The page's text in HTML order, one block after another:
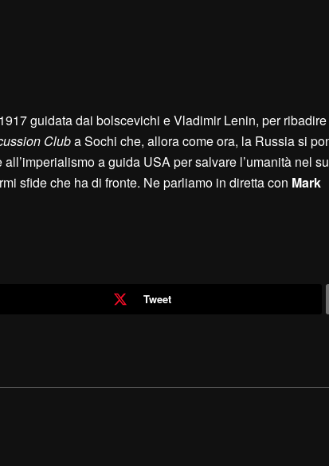
guidata dai bolscevichi e Vladimir Lenin, per
Cluba Sochi che, allora come ora, la Russia si
a guida USA per salvare l’umanità nel
sfide che ha di fronte. Ne parliamo in diretta con Mark
Tweet